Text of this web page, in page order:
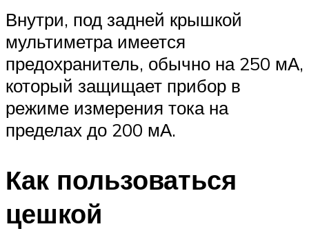
Внутри, под задней крышкой
мультиметра имеется
предохранитель, обычно на 250 мА,
который защищает прибор в
режиме измерения тока на
пределах до 200 мА.
Как пользоваться
цешкой